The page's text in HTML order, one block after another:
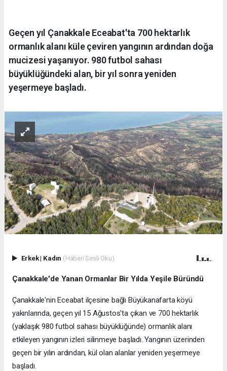
Geçen yıl Çanakkale Eceabat'ta 700 hektarlık
ormanlık alanı küle çeviren yangının ardından doğa
mucizesi yaşanıyor. 980 futbol sahası
büyüklüğündeki alan, bir yıl sonra yeniden
yeşermeye başladı.
Erkek| Kadın (Haberi Sesli Oku)
Çanakkale'de Yanan Ormanlar Bir Yılda Yeşile Büründü
Çanakkale'nin Eceabat ilçesine bağlı Büyükanafarta köyü
yakınlarında, geçen yıl 15 Ağustos'ta çıkan ve 700 hektarlık
(yaklaşık 980 futbol sahası büyüklüğünde) ormanlık alanı
etkileyen yangının izleri silinmeye başladı. Yangının üzerinden
geçen bir yılın ardından, kül olan alanlar yeniden yeşermeye
başladı.